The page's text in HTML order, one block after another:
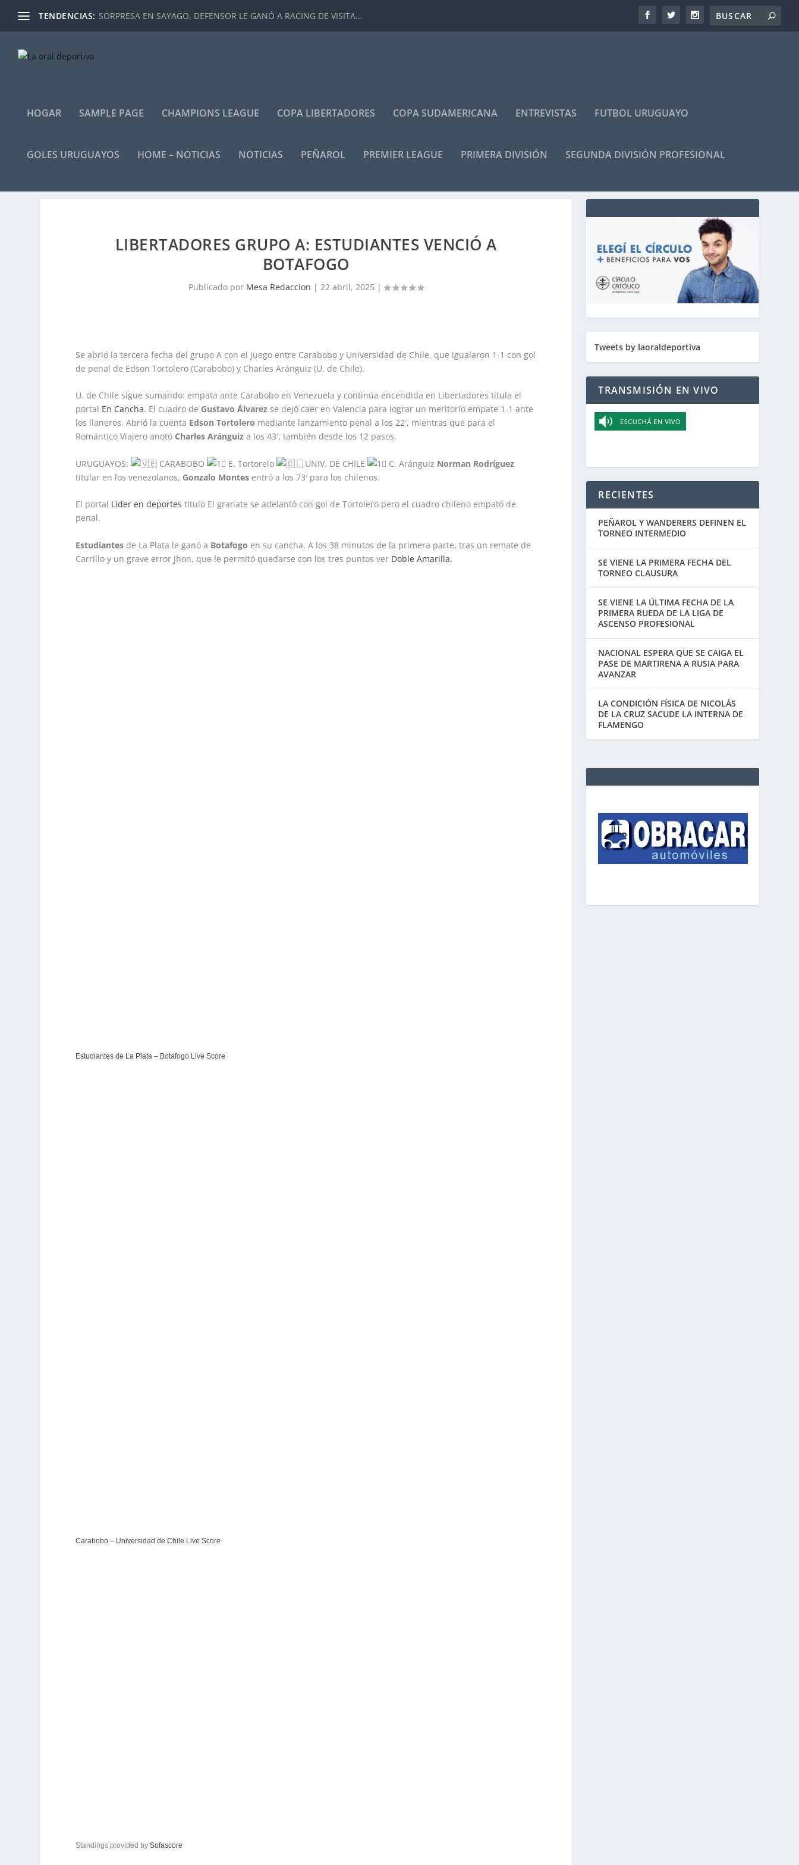
TENDENCIAS: SORPRESA EN SAYAGO, DEFENSOR LE GANÓ A RACING DE VISITA...
HOGAR SAMPLE PAGE CHAMPIONS LEAGUE COPA LIBERTADORES COPA SUDAMERICANA ENTREVISTAS FUTBOL URUGUAYO
GOLES URUGUAYOS HOME – NOTICIAS NOTICIAS PEÑAROL PREMIER LEAGUE PRIMERA DIVISIÓN SEGUNDA DIVISIÓN PROFESIONAL
LIBERTADORES GRUPO A: ESTUDIANTES VENCIÓ A
BOTAFOGO
Publicado por Mesa Redaccion |22 abril, 2025 |
Se abrió la tercera fecha del grupo A con el juego entre Carabobo y Universidad de Chile, que igualaron 1-1 con gol
de penal de Edson Tortolero (Carabobo) y Charles Aránguiz (U. de Chile).
U. de Chile sigue sumando: empata ante Carabobo en Venezuela y continúa encendida en Libertadores titula el
portal En Cancha. El cuadro de Gustavo Álvarez se dejó caer en Valencia para lograr un meritorio empate 1-1 ante
los llaneros. Abrió la cuenta Edson Tortolero mediante lanzamiento penal a los 22′, mientras que para el
Romántico Viajero anotó Charles Aránguiza los 43′, también desde los 12 pasos.
URUGUAYOS: CARABOBO E. Tortorelo UNIV. DE CHILE C. Aránguiz Norman Rodríguez
titular en los venezolanos, Gonzalo Montes entró a los 73′ para los chilenos.
El portal Lider en deportestitulo El granate se adelantó con gol de Tortolero pero el cuadro chileno empató de
penal.
Estudiantes de La Plata le ganó a Botafogo en su cancha. A los 38 minutos de la primera parte, tras un remate de
Carrillo y un grave error Jhon, que le permitó quedarse con los tres puntos ver Doble Amarilla.
Estudiantes de La Plata – Botafogo Live Score
Carabobo – Universidad de Chile Live Score
Standings provided bySofascore
Tweets by laoraldeportiva
TRANSMISIÓN EN VIVO
RECIENTES
PEÑAROL Y WANDERERS DEFINEN EL
TORNEO INTERMEDIO
SE VIENE LA PRIMERA FECHA DEL
TORNEO CLAUSURA
SE VIENE LA ÚLTIMA FECHA DE LA
PRIMERA RUEDA DE LA LIGA DE
ASCENSO PROFESIONAL
NACIONAL ESPERA QUE SE CAIGA EL
PASE DE MARTIRENA A RUSIA PARA
AVANZAR
LA CONDICIÓN FÍSICA DE NICOLÁS
DE LA CRUZ SACUDE LA INTERNA DE
FLAMENGO